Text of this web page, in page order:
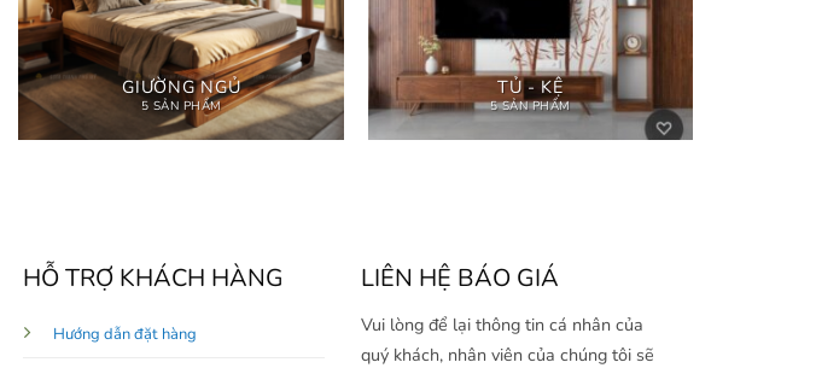
GIƯỜNG NGỦ
5 SẢN PHẨM
TỦ - KỆ
5 SẢN PHẨM
HỖ TRỢ KHÁCH HÀNG
Hướng dẫn đặt hàng
LIÊN HỆ BÁO GIÁ
Vui lòng để lại thông tin cá nhân của
quý khách, nhân viên của chúng tôi sẽ